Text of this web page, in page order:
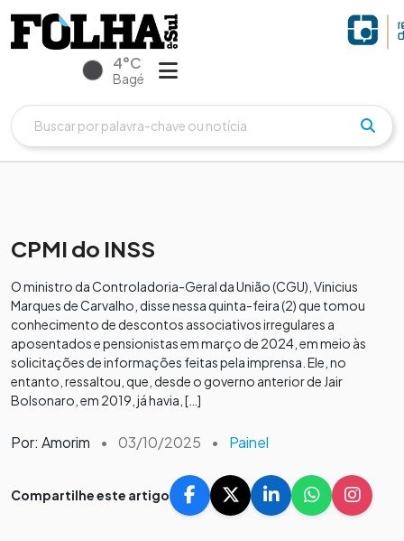
4°C
Bagé
CPMI do INSS
O ministro da Controladoria-Geral da União (CGU), Vinicius
Marques de Carvalho, disse nessa quinta-feira (2) que tomou
conhecimento de descontos associativos irregulares a
aposentados e pensionistas em março de 2024, em meio às
solicitações de informações feitas pela imprensa. Ele, no
entanto, ressaltou, que, desde o governo anterior de Jair
Bolsonaro, em 2019, já havia, […]
Por: Amorim • 03/10/2025 • Painel
Compartilhe este artigo